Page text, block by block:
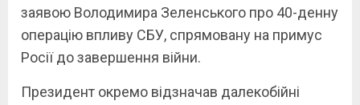
заявою Володимира Зеленського про 40-денну
операцію впливу СБУ, спрямовану на примус
Росії до завершення війни.
Президент окремо відзначав далекобійні